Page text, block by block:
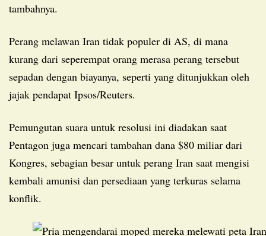
tambahnya.
Perang melawan Iran tidak populer di AS, di mana
kurang dari seperempat orang merasa perang tersebut
sepadan dengan biayanya, seperti yang ditunjukkan oleh
jajak pendapat Ipsos/Reuters.
Pemungutan suara untuk resolusi ini diadakan saat
Pentagon juga mencari tambahan dana $80 miliar dari
Kongres, sebagian besar untuk perang Iran saat mengisi
kembali amunisi dan persediaan yang terkuras selama
konflik.